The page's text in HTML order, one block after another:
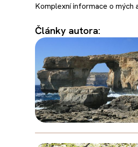
Komplexní informace o mých
Články autora: